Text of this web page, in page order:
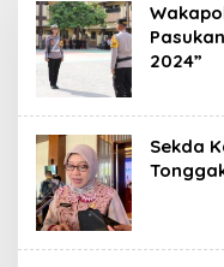
2024”
Sekda